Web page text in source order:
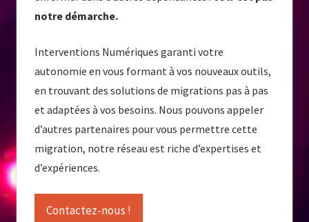
notre démarche.
Interventions Numériques garanti votre
autonomie en vous formant à vos nouveaux outils,
en trouvant des solutions de migrations pas à pas
et adaptées à vos besoins. Nous pouvons appeler
d’autres partenaires pour vous permettre cette
migration, notre réseau est riche d’expertises et
d’expériences.
Contactez-nous !